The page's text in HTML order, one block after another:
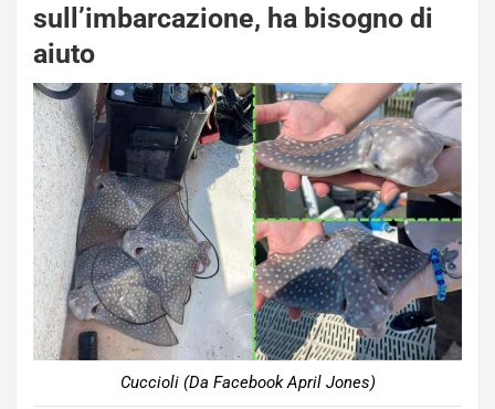
sull’imbarcazione, ha bisogno di
aiuto
Cuccioli (Da Facebook April Jones)